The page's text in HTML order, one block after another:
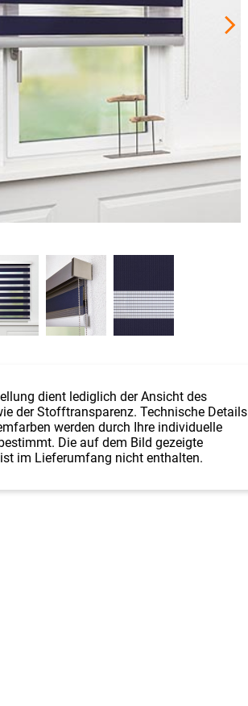
dient lediglich der Ansicht des
der Stofftransparenz. Technische Details
werden durch Ihre individuelle
Die auf dem Bild gezeigte
im Lieferumfang nicht enthalten.